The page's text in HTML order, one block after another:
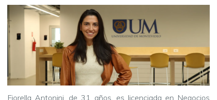
Fiorella Antonini, de 31 años, es licenciada en Negocios